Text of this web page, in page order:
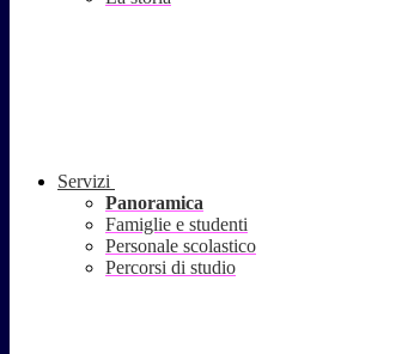
Servizi
Panoramica
Famiglie e studenti
Personale scolastico
Percorsi di studio